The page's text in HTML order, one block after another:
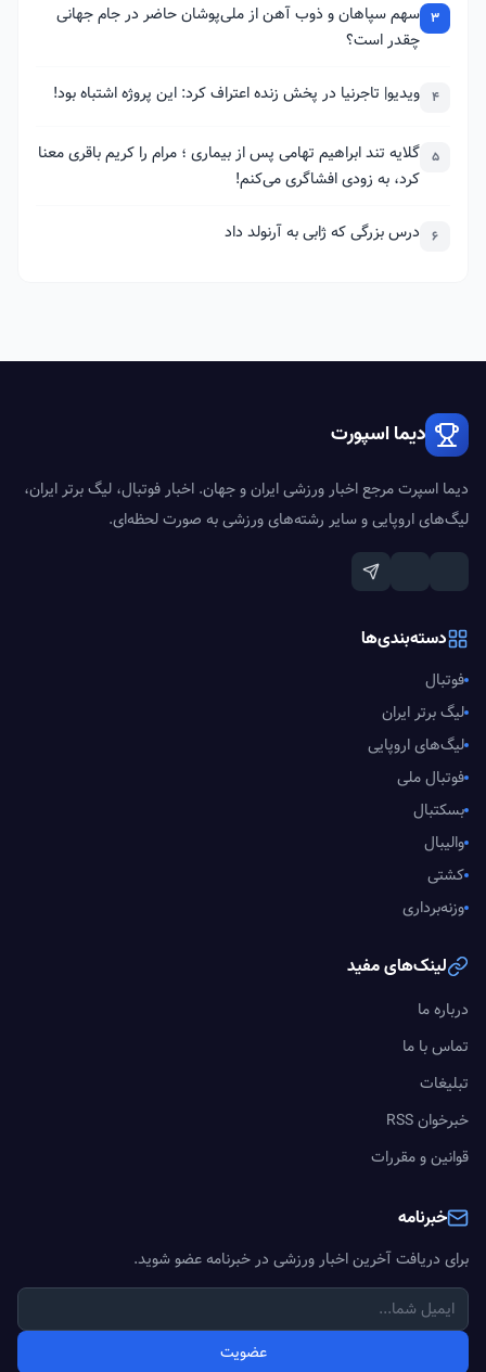
3 سهم سپاهان و ذوب آهن از ملی‌پوشان حاضر در جام جهانی
چقدر است؟
4 ویدیو| تاجرنیا در پخش زنده اعتراف کرد: این پروژه اشتباه بود!
5 گلایه تند ابراهیم تهامی پس از بیماری ؛ مرام را کریم باقری معنا
کرد، به زودی افشاگری می‌کنم!
6 درس بزرگی که ژابی به آرنولد داد
دیما اسپورت
دیما اسپرت مرجع اخبار ورزشی ایران و جهان. اخبار فوتبال، لیگ برتر ایران،
لیگ‌های اروپایی و سایر رشته‌های ورزشی به صورت لحظه‌ای.
دسته‌بندی‌ها
فوتبال
لیگ برتر ایران
لیگ‌های اروپایی
فوتبال ملی
بسکتبال
والیبال
کشتی
وزنه‌برداری
لینک‌های مفید
درباره ما
تماس با ما
تبلیغات
خبرخوان RSS
قوانین و مقررات
خبرنامه
برای دریافت آخرین اخبار ورزشی در خبرنامه عضو شوید.
عضویت